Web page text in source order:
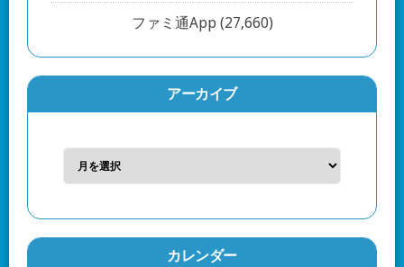
ファミ通App(27,660)
アーカイブ
カレンダー